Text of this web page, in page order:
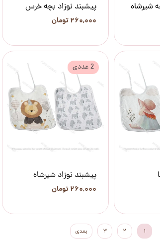
شیرشاه پیشبند نوزاد بچه خرس
۲۶۰,۰۰۰ تومان
پیشبند نوزاد شیرشاه
۲۶۰,۰۰۰ تومان
2 عددی
۱ ۲ ۳ بعدی